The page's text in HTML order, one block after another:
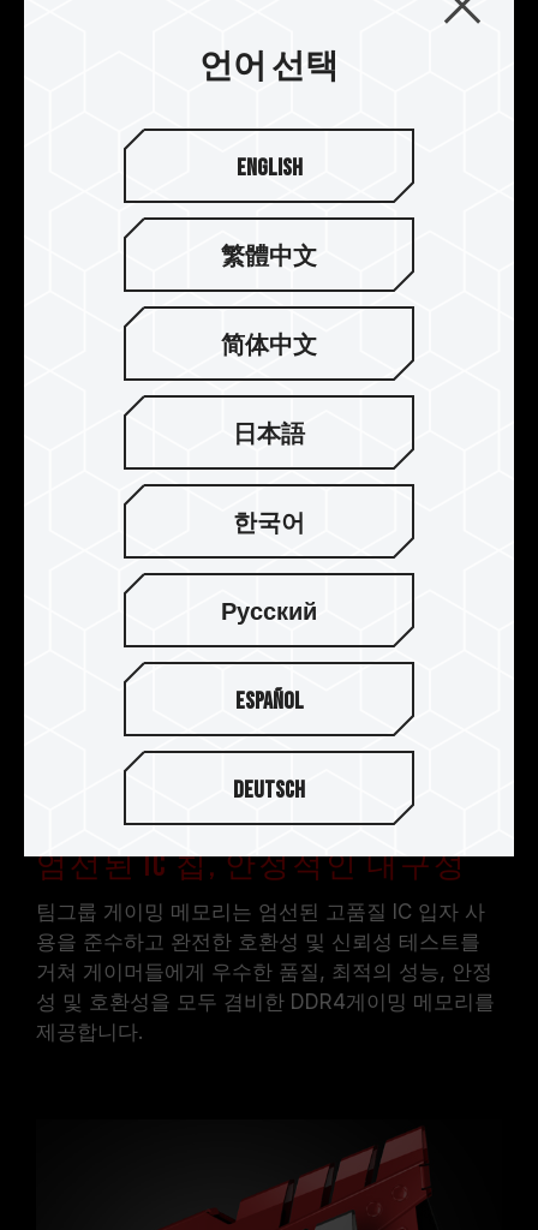
강화된 구조, 향상된 방열성
두께 0.8mm의 알루미늄 합금을 일체 성형하여 각
인하고, 전해 아노다이징 처리를 통해 부식을 방지
하고 전기를 통하게 하였으며, 열전도를 통해 초전
도 열 접착제의 열을 합금 냉각 모듈로 전달함으로
써 오버클럭 메모리를 작동 온도 내에서 유지할 수
엄선된 IC 칩, 안정적인 내구성
팀그룹 게이밍 메모리는 엄선된 고품질 IC 입자 사
용을 준수하고 완전한 호환성 및 신뢰성 테스트를
거쳐 게이머들에게 우수한 품질, 최적의 성능, 안정
성 및 호환성을 모두 겸비한 DDR4게이밍 메모리를
제공합니다.
언어 선택
English
繁體中文
简体中文
日本語
한국어
Русский
Español
Deutsch